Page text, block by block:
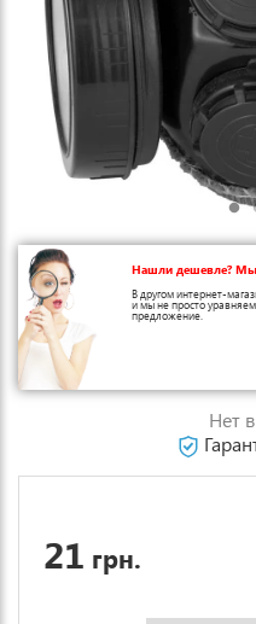
Нашли дешевле?
В другом интернет-
и мы не просто
предложение.
Нет
21 грн.